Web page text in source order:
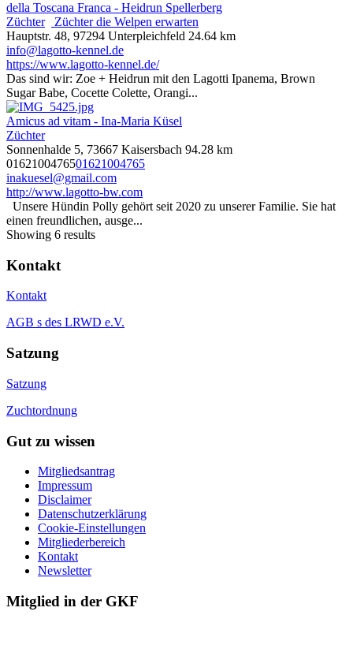
della Toscana Franca - Heidrun Spellerberg
Züchter
Züchter die Welpen erwarten
Hauptstr. 48, 97294 Unterpleichfeld 24.64 km
info@lagotto-kennel.de
https://www.lagotto-kennel.de/
Das sind wir: Zoe + Heidrun mit den Lagotti Ipanema, Brown
Sugar Babe, Cocette Colette, Orangi...
Amicus ad vitam - Ina-Maria Küsel
Züchter
Sonnenhalde 5, 73667 Kaisersbach 94.28 km
0162100476501621004765
inakuesel@gmail.com
http://www.lagotto-bw.com
Unsere Hündin Polly gehört seit 2020 zu unserer Familie. Sie hat
einen freundlichen, ausge...
Showing 6 results
Kontakt
Kontakt
AGB s des LRWD e.V.
Satzung
Satzung
Zuchtordnung
Gut zu wissen
Mitgliedsantrag
Impressum
Disclaimer
Datenschutzerklärung
Cookie-Einstellungen
Mitgliederbereich
Kontakt
Newsletter
Mitglied in der GKF